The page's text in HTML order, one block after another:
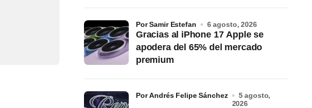
Gracias al iPhone 17 Apple se
apodera del 65% del mercado
premium
por Samir Estefan 6 agosto, 2026
por Andrés Felipe Sánchez
5 agosto,
2026